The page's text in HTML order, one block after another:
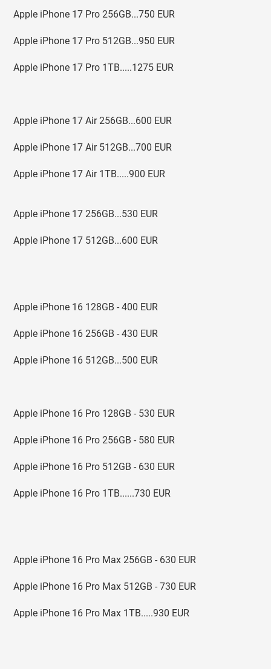
Apple iPhone 17 Pro 256GB...750 EUR
Apple iPhone 17 Pro 512GB...950 EUR
Apple iPhone 17 Pro 1TB.....1275 EUR
Apple iPhone 17 Air 256GB...600 EUR
Apple iPhone 17 Air 512GB...700 EUR
Apple iPhone 17 Air 1TB.....900 EUR
Apple iPhone 17 256GB...530 EUR
Apple iPhone 17 512GB...600 EUR
Apple iPhone 16 128GB - 400 EUR
Apple iPhone 16 256GB - 430 EUR
Apple iPhone 16 512GB...500 EUR
Apple iPhone 16 Pro 128GB - 530 EUR
Apple iPhone 16 Pro 256GB - 580 EUR
Apple iPhone 16 Pro 512GB - 630 EUR
Apple iPhone 16 Pro 1TB......730 EUR
Apple iPhone 16 Pro Max 256GB - 630 EUR
Apple iPhone 16 Pro Max 512GB - 730 EUR
Apple iPhone 16 Pro Max 1TB.....930 EUR